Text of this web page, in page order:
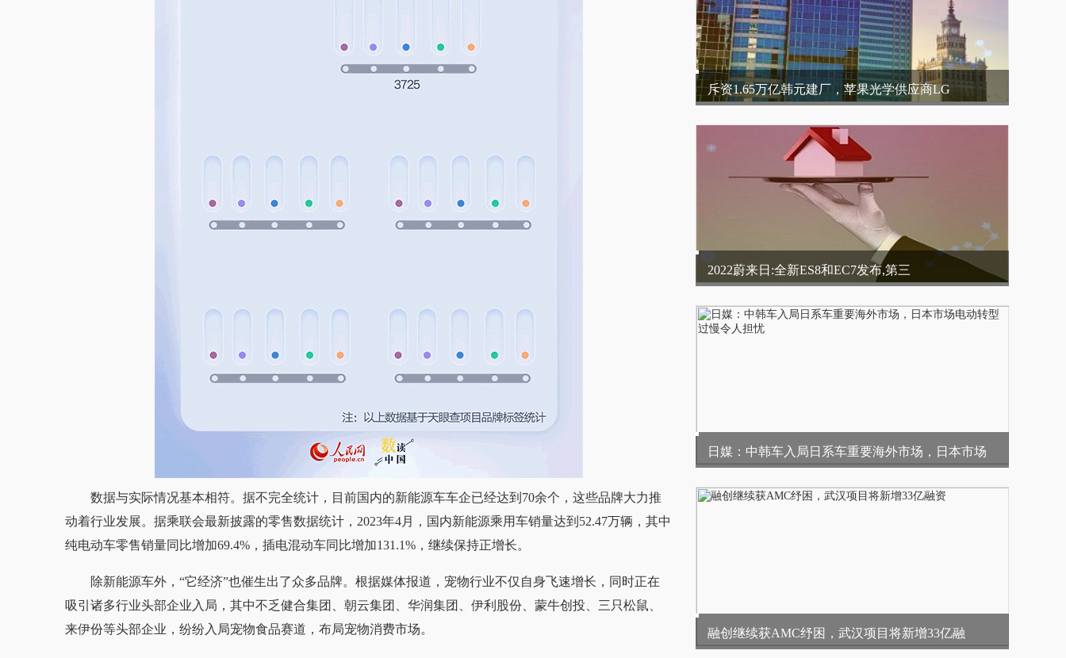
数据与实际情况基本相符。据不完全统计，目前国内的新能源车车企已经达到70余个，这些品牌大力推
动着行业发展。据乘联会最新披露的零售数据统计，2023年4月，国内新能源乘用车销量达到52.47万辆，其中
纯电动车零售销量同比增加69.4%，插电混动车同比增加131.1%，继续保持正增长。
除新能源车外，“它经济”也催生出了众多品牌。根据媒体报道，宠物行业不仅自身飞速增长，同时正在
吸引诸多行业头部企业入局，其中不乏健合集团、朝云集团、华润集团、伊利股份、蒙牛创投、三只松鼠、
来伊份等头部企业，纷纷入局宠物食品赛道，布局宠物消费市场。
斥资1.65万亿韩元建厂，苹果光学供应商LG
2022蔚来日:全新ES8和EC7发布,第三
日媒：中韩车入局日系车重要海外市场，日本市场
融创继续获AMC纾困，武汉项目将新增33亿融